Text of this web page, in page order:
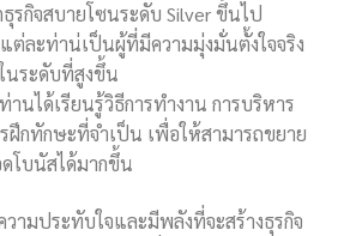
รกิจสบายโซนระดับ Silver ขึ้นไป
ต่ละท่าน่เป็นผู้ที่มีความมุ่งมั่นตั้งใจจริง
นระดับที่สูงขึ้น
านได้เรียนรู้วิธีการทำงาน การบริหาร
ฝึกทักษะที่จำเป็น เพื่อให้สามารถขยาย
โบนัสได้มากขึ้น
วามประทับใจและมีพลังที่จะสร้างธุรกิจ